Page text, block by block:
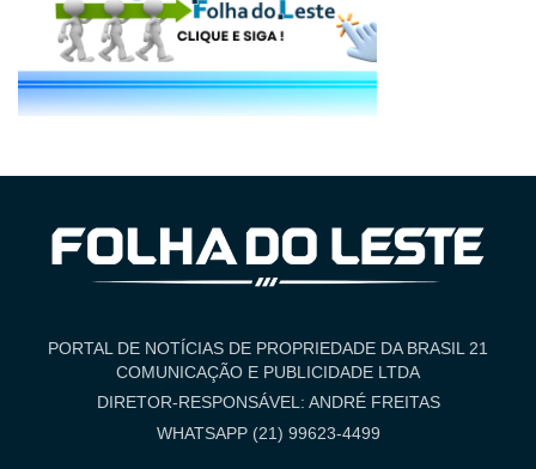
PORTAL DE NOTÍCIAS DE PROPRIEDADE DA BRASIL 21
COMUNICAÇÃO E PUBLICIDADE LTDA
DIRETOR-RESPONSÁVEL: ANDRÉ FREITAS
WHATSAPP (21) 99623-4499